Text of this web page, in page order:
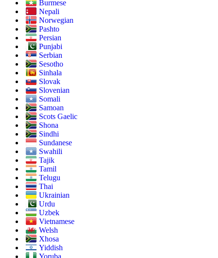
Burmese
Nepali
Norwegian
Pashto
Persian
Punjabi
Serbian
Sesotho
Sinhala
Slovak
Slovenian
Somali
Samoan
Scots Gaelic
Shona
Sindhi
Sundanese
Swahili
Tajik
Tamil
Telugu
Thai
Ukrainian
Urdu
Uzbek
Vietnamese
Welsh
Xhosa
Yiddish
Yoruba